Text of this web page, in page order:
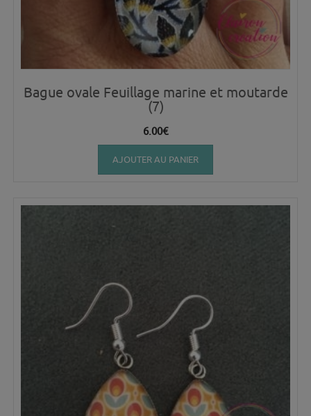
Bague ovale Feuillage marine et moutarde
(7)
6.00€
AJOUTER AU PANIER